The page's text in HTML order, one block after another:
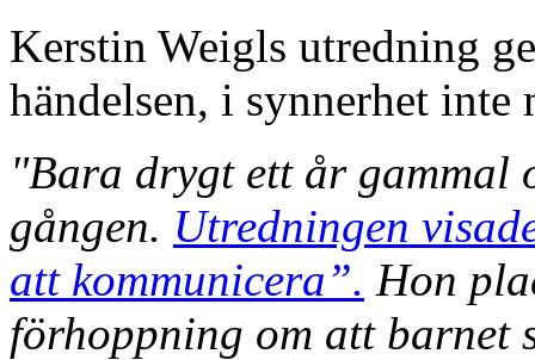
Kerstin Weigls utredning
händelsen, i synnerhet inte
"Bara drygt ett år gammal
gången. Utredningen
att kommunicera”. Hon
förhoppning om att barnet